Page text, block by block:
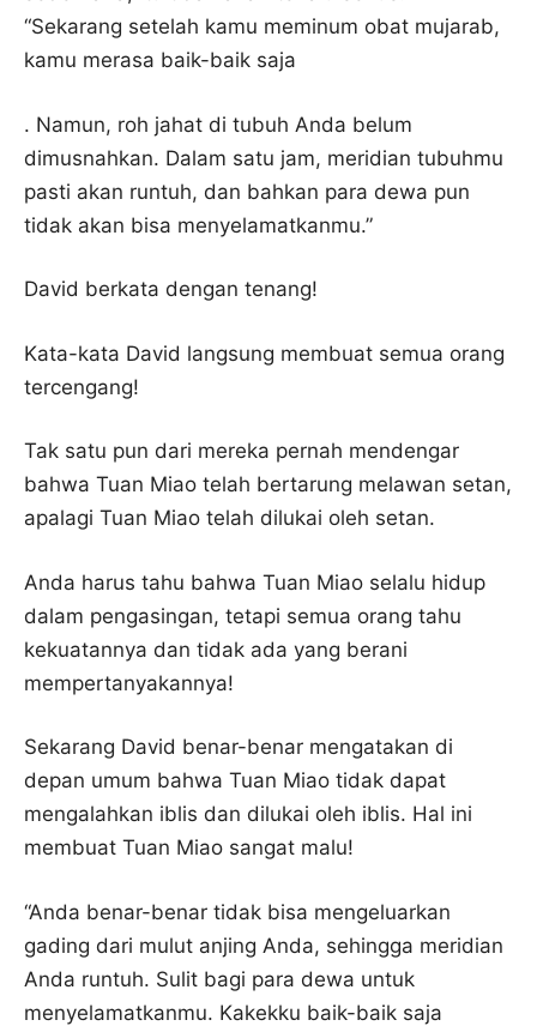
“Sekarang setelah kamu meminum obat mujarab,
kamu merasa baik-baik saja
. Namun, roh jahat di tubuh Anda belum
dimusnahkan. Dalam satu jam, meridian tubuhmu
pasti akan runtuh, dan bahkan para dewa pun
tidak akan bisa menyelamatkanmu.”
David berkata dengan tenang!
Kata-kata David langsung membuat semua orang
tercengang!
Tak satu pun dari mereka pernah mendengar
bahwa Tuan Miao telah bertarung melawan setan,
apalagi Tuan Miao telah dilukai oleh setan.
Anda harus tahu bahwa Tuan Miao selalu hidup
dalam pengasingan, tetapi semua orang tahu
kekuatannya dan tidak ada yang berani
mempertanyakannya!
Sekarang David benar-benar mengatakan di
depan umum bahwa Tuan Miao tidak dapat
mengalahkan iblis dan dilukai oleh iblis. Hal ini
membuat Tuan Miao sangat malu!
“Anda benar-benar tidak bisa mengeluarkan
gading dari mulut anjing Anda, sehingga meridian
Anda runtuh. Sulit bagi para dewa untuk
menyelamatkanmu. Kakekku baik-baik saja